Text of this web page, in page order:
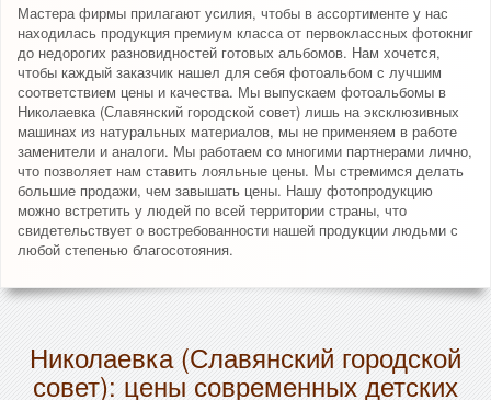
Мастера фирмы прилагают усилия, чтобы в ассортименте у нас
находилась продукция премиум класса от первоклассных фотокниг
до недорогих разновидностей готовых альбомов. Нам хочется,
чтобы каждый заказчик нашел для себя фотоальбом с лучшим
соответствием цены и качества. Мы выпускаем фотоальбомы в
Николаевка (Славянский городской совет) лишь на эксклюзивных
машинах из натуральных материалов, мы не применяем в работе
заменители и аналоги. Мы работаем со многими партнерами лично,
что позволяет нам ставить лояльные цены. Мы стремимся делать
большие продажи, чем завышать цены. Нашу фотопродукцию
можно встретить у людей по всей территории страны, что
свидетельствует о востребованности нашей продукции людьми с
любой степенью благосотояния.
Николаевка (Славянский городской
совет): цены современных детских